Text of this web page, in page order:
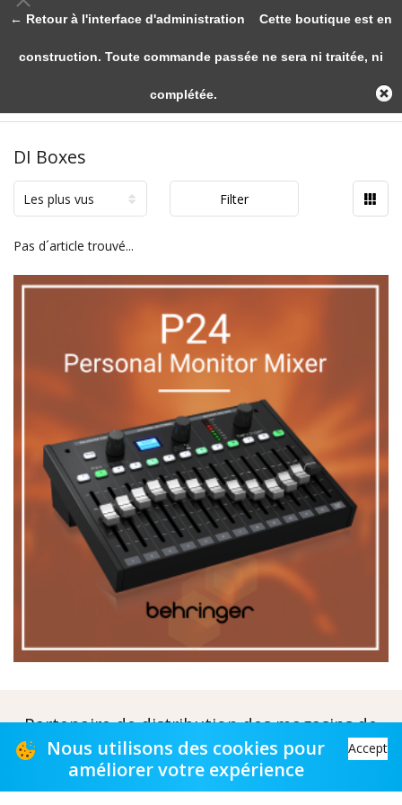
DI Boxes
Les plus vus Filter
Pas d´article trouvé...
Partenaire de distribution des magasins de
musique
Distribution partner to music stores
← Retour à l'interface d'administration Cette boutique est en
construction. Toute commande passée ne sera ni traitée, ni
complétée.
Nous utilisons des cookies pour
améliorer votre expérience
Accept